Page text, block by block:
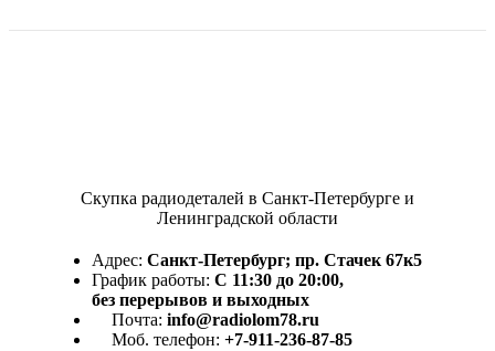
Скупка радиодеталей в Санкт-Петербурге и
Ленинградской области
Адрес: Санкт-Петербург; пр. Стачек 67к5
График работы: С 11:30 до 20:00,
без перерывов и выходных
Почта: info@radiolom78.ru
Моб. телефон: +7-911-236-87-85